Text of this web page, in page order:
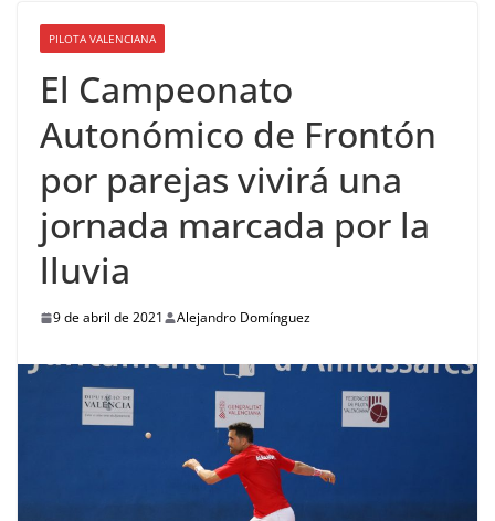
PILOTA VALENCIANA
El Campeonato
Autonómico de Frontón
por parejas vivirá una
jornada marcada por la
lluvia
9 de abril de 2021 Alejandro Domínguez